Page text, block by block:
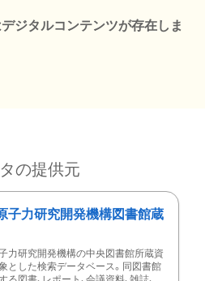
ジタルコンテンツが存在しま
の提供元
子力研究開発機構図書館蔵
力研究開発機構の中央図書館所蔵資
とした検索データベース。同図書館